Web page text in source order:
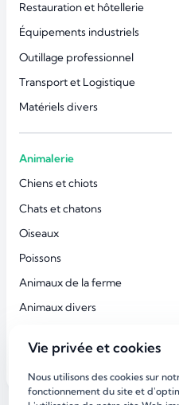
Restauration et hôtellerie
Équipements industriels
Outillage professionnel
Transport et Logistique
Matériels divers
Animalerie
Chiens et chiots
Chats et chatons
Oiseaux
Poissons
Animaux de la ferme
Animaux divers
Vie privée et cookies
Nous utilisons des cookies sur
fonctionnement du site et